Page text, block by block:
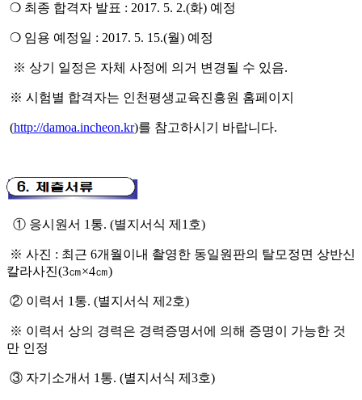
❍ 최종 합격자 발표 : 2017. 5. 2.(화) 예정
❍ 임용 예정일 : 2017. 5. 15.(월) 예정
※ 상기 일정은 자체 사정에 의거 변경될 수 있음.
※ 시험별 합격자는 인천평생교육진흥원 홈페이지
(http://damoa.incheon.kr)를 참고하시기 바랍니다.
① 응시원서 1 통. (별지서식 제 1 호)
※ 사진 : 최근 6개월이내 촬영한 동일원판의 탈모정면 상반신
칼라사진(3㎝×4㎝)
② 이력서 1 통. (별지서식 제 2호)
※ 이력서 상의 경력은 경력증명서에 의해 증명이 가능한 것
만 인정
③ 자기소개서 1 통. (별지서식 제 3호)